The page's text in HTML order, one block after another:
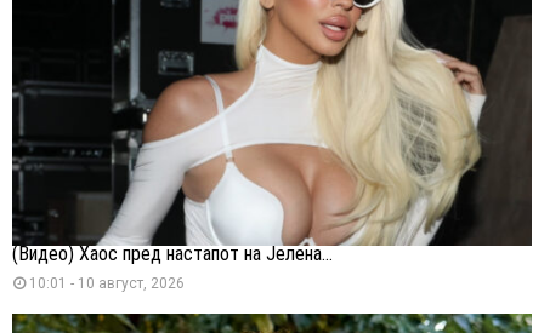
(Видео) Хаос пред настапот на Јелена...
10:01 - 10 август, 2026